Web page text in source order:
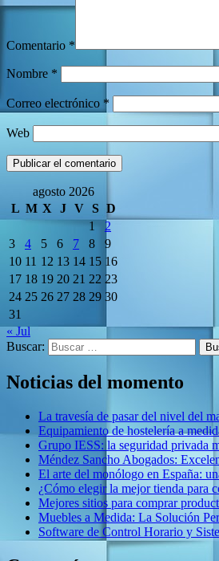
Comentario *
Nombre *
Correo electrónico *
Web
agosto 2026
L M X J V S D
1
2
3
4 5 6 7 8
9
10 11 12 13 14 15 16
17 18 19 20 21 22 23
24 25 26 27 28 29 30
31
« Jul
Buscar:
Noticias del momento
La travesía de pasar del nivel del
Equipamiento de hostelería a
Grupo IESS: la seguridad privada
Méndez Sancho Abogados:
El arte del monólogo en España:
¿Cómo elegir la mejor tienda para
Mejores sitios para comprar
Muebles a Medida: La Solución
Software de Control Horario y